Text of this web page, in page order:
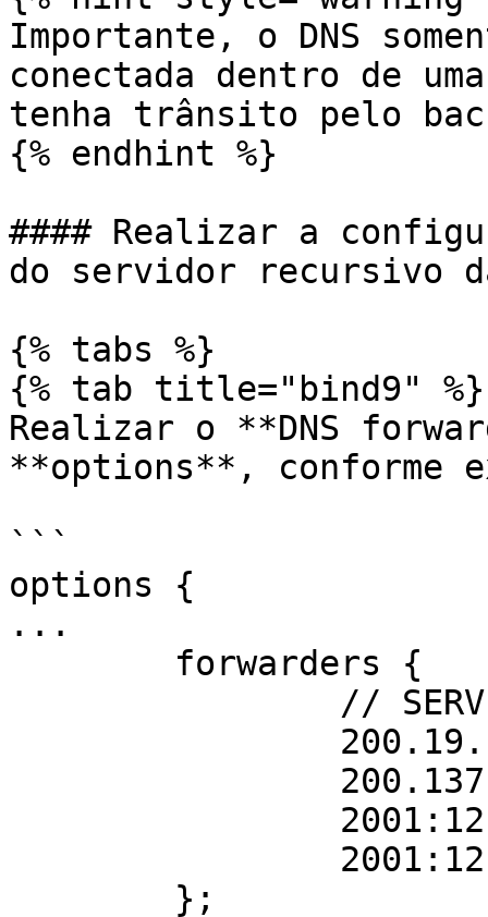
Importante, o DNS
conectada dentro de
tenha trânsito pelo
{% endhint %}
#### Realizar a
do servidor recursivo
{% tabs %}
{% tab title="bind9" %}
Realizar o **DNS
**options**, conforme
```
options {
...